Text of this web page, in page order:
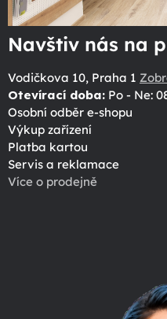
Navštiv nás na
Vodičkova 10, Praha 1
Otevírací doba: Po - Ne:
Osobní odběr e-shopu
Výkup zařízení
Platba kartou
Servis a reklamace
Více o prodejně